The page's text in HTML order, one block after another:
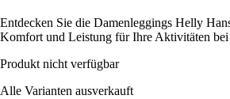
Entdecken Sie die Damenleggings Helly
Komfort und Leistung für Ihre Aktivitäten bei
Produkt nicht verfügbar
Alle Varianten ausverkauft